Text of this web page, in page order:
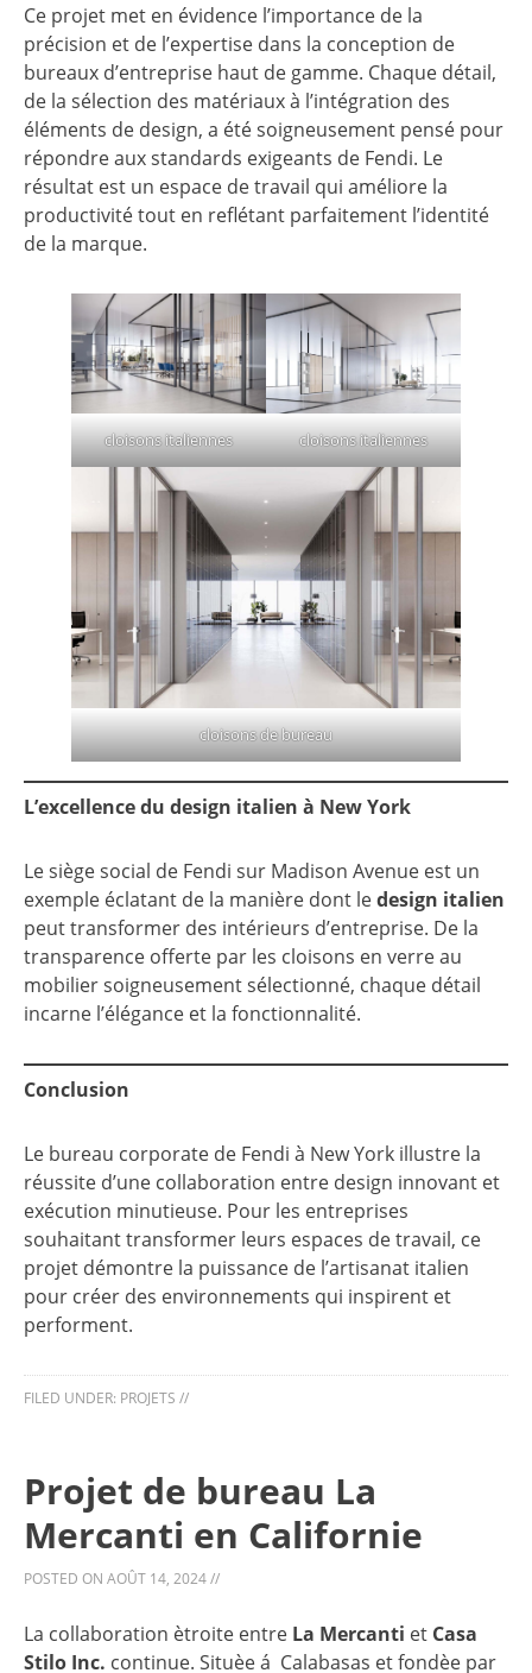
Ce projet met en évidence l’importance de la
précision et de l’expertise dans la conception de
bureaux d’entreprise haut de gamme. Chaque détail,
de la sélection des matériaux à l’intégration des
éléments de design, a été soigneusement pensé pour
répondre aux standards exigeants de Fendi. Le
résultat est un espace de travail qui améliore la
productivité tout en reflétant parfaitement l’identité
de la marque.
cloisons italiennes cloisons italiennes
cloisons de bureau
L’excellence du design italien à New York
Le siège social de Fendi sur Madison Avenue est un
exemple éclatant de la manière dont ledesign italien
peut transformer des intérieurs d’entreprise. De la
transparence offerte par les cloisons en verre au
mobilier soigneusement sélectionné, chaque détail
incarne l’élégance et la fonctionnalité.
Conclusion
Le bureau corporate de Fendi à New York illustre la
réussite d’une collaboration entre design innovant et
exécution minutieuse. Pour les entreprises
souhaitant transformer leurs espaces de travail, ce
projet démontre la puissance de l’artisanat italien
pour créer des environnements qui inspirent et
performent.
FILED UNDER: PROJETS //
Projet de bureau La
Mercanti en Californie
POSTED ON AOÛT 14, 2024//
La collaboration ètroite entre La Mercanti et Casa
Stilo Inc. continue. Situèe á Calabasas et fondèe par